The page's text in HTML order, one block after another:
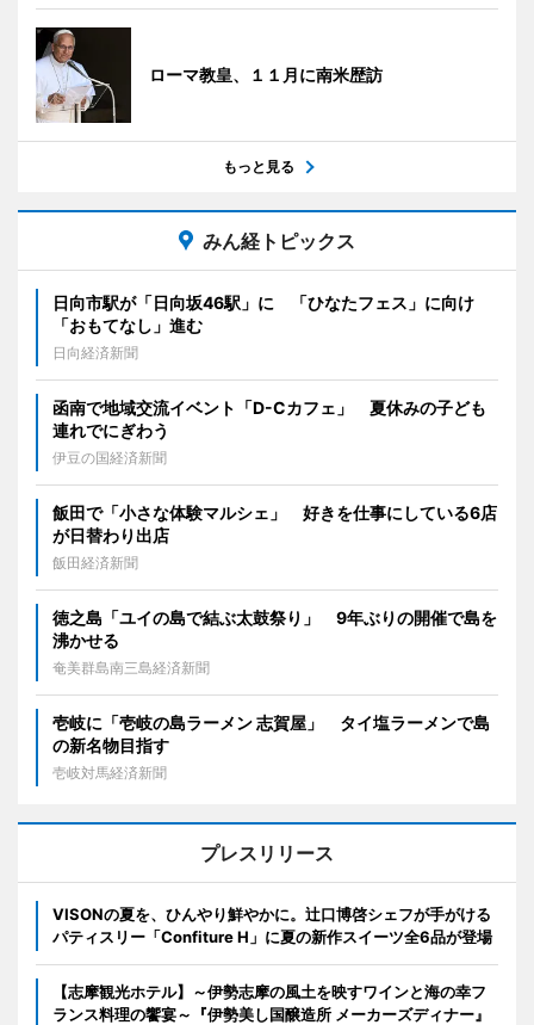
ローマ教皇、１１月に南米歴訪
もっと見る
みん経トピックス
日向市駅が「日向坂46駅」に 「ひなたフェス」に向け
「おもてなし」進む
日向経済新聞
函南で地域交流イベント「D-Cカフェ」 夏休みの子ども
連れでにぎわう
伊豆の国経済新聞
飯田で「小さな体験マルシェ」 好きを仕事にしている6店
が日替わり出店
飯田経済新聞
徳之島「ユイの島で結ぶ太鼓祭り」 9年ぶりの開催で島を
沸かせる
奄美群島南三島経済新聞
壱岐に「壱岐の島ラーメン 志賀屋」 タイ塩ラーメンで島
の新名物目指す
壱岐対馬経済新聞
プレスリリース
VISONの夏を、ひんやり鮮やかに。辻口博啓シェフが手がける
パティスリー「Confiture H」に夏の新作スイーツ全6品が登場
【志摩観光ホテル】～伊勢志摩の風土を映すワインと海の幸フ
ランス料理の饗宴～『伊勢美し国醸造所 メーカーズディナー』